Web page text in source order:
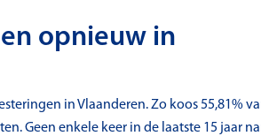
opnieuw in
in Vlaanderen. Zo koos 55,81%
Geen enkele keer in de laatste 15 jaar